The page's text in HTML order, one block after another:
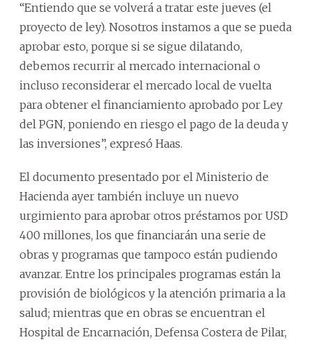
“Entiendo que se volverá a tratar este jueves (el
proyecto de ley). Nosotros instamos a que se pueda
aprobar esto, porque si se sigue dilatando,
debemos recurrir al mercado internacional o
incluso reconsiderar el mercado local de vuelta
para obtener el financiamiento aprobado por Ley
del PGN, poniendo en riesgo el pago de la deuda y
las inversiones”, expresó Haas.
El documento presentado por el Ministerio de
Hacienda ayer también incluye un nuevo
urgimiento para aprobar otros préstamos por USD
400 millones, los que financiarán una serie de
obras y programas que tampoco están pudiendo
avanzar. Entre los principales programas están la
provisión de biológicos y la atención primaria a la
salud; mientras que en obras se encuentran el
Hospital de Encarnación, Defensa Costera de Pilar,